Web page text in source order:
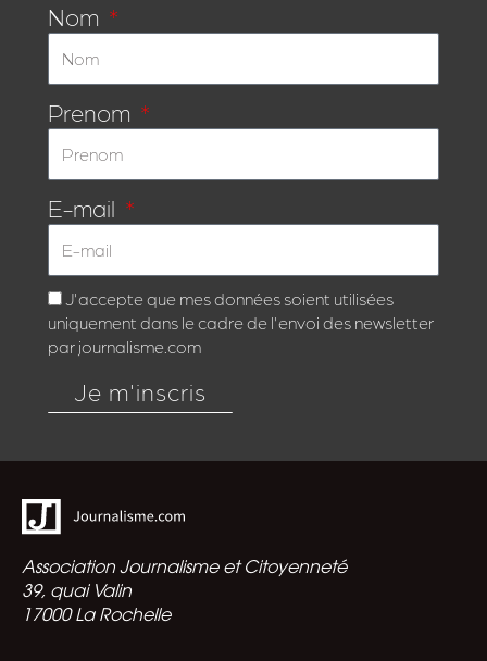
Nom
Prenom
E-mail
J'accepte que mes données soient utilisées
uniquement dans le cadre de l'envoi des newsletter
par journalisme.com
Je m'inscris
Association Journalisme et Citoyenneté
39, quai Valin
17000 La Rochelle